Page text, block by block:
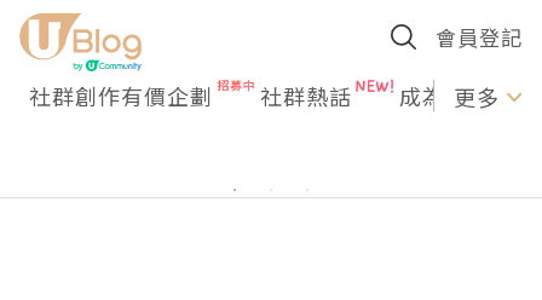
會員登記
社群創作有價企劃 社群熱話 成為U更多